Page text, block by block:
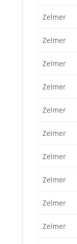
Zelmer
Zelmer
Zelmer
Zelmer
Zelmer
Zelmer
Zelmer
Zelmer
Zelmer
Zelmer